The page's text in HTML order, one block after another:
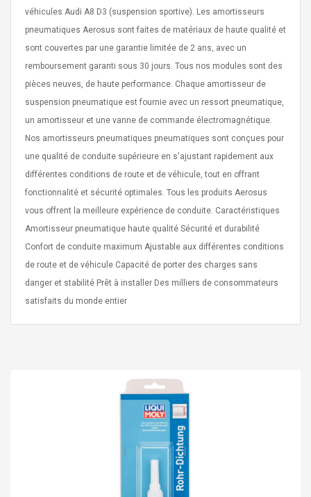
Jasper
Strands,
Hole:
15.7"
Color
1.9% 6
Boots UK
Size 7 (EU 40 US 9)
High Quality Retro Game
Tetris Cases For Iphone 6
Plus 6s 7 8 Plus TPU
Consoles Cover For
IPhone Cases
$ 11.43
Zdm 24 Key Ir Control
Remoto Wirelessrectifier
Adaptador De Fuente De
Alimentación Para 2835
3528 5050 Rgb Luces De
Cinta Flexible
$ 8.57
$ 14.28
Rolling Guitar Capo Glider
Easy Sliding Up & Down
For Folk Classic Acoustic
Guitars
$ 6.62
véhicules Audi A8 D3 (suspension sportive). Les amortisseurs
pneumatiques Aerosus sont faites de matériaux de haute qualité et
sont couvertes par une garantie limitée de 2 ans, avec un
remboursement garanti sous 30 jours. Tous nos modules sont des
pièces neuves, de haute performance. Chaque amortisseur de
suspension pneumatique est fournie avec un ressort pneumatique,
un amortisseur et une vanne de commande électromagnétique.
Nos amortisseurs pneumatiques pneumatiques sont conçues pour
une qualité de conduite supérieure en s'ajustant rapidement aux
différentes conditions de route et de véhicule, tout en offrant
fonctionnalité et sécurité optimales. Tous les produits Aerosus
vous offrent la meilleure expérience de conduite. Caractéristiques
Amortisseur pneumatique haute qualité Sécurité et durabilité
Confort de conduite maximum Ajustable aux différentes conditions
de route et de véhicule Capacité de porter des charges sans
danger et stabilité Prêt à installer Des milliers de consommateurs
satisfaits du monde entier